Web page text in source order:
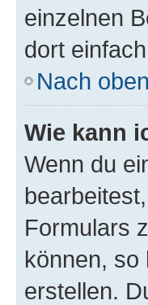
einzelnen
dort
Nach oben
Wie kann
Wenn du
Formulars
können, so
erstellen.